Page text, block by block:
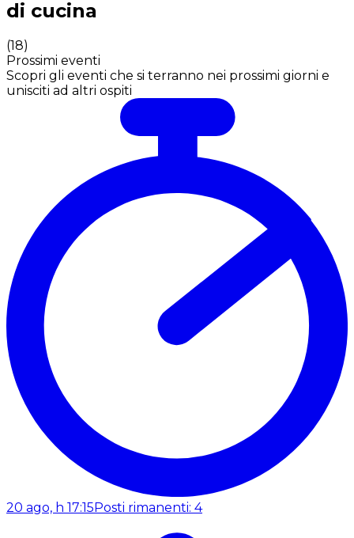
di cucina
(18)
Prossimi eventi
Scopri gli eventi che si terranno nei prossimi giorni e
unisciti ad altri ospiti
20 ago, h 17:15 Posti rimanenti: 4